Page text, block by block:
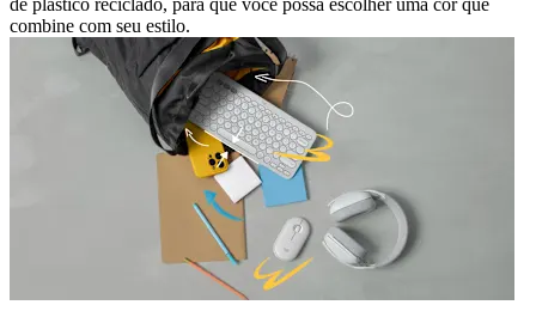
combine com seu estilo.